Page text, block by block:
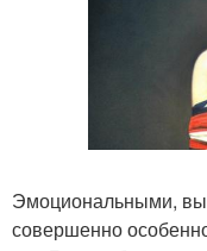
Эмоциональными,
совершенно